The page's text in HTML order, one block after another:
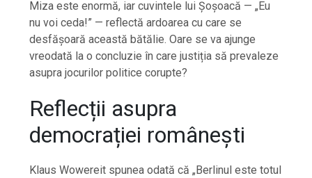
Miza este enormă, iar cuvintele lui Șoșoacă — „Eu
nu voi ceda!” — reflectă ardoarea cu care se
desfășoară această bătălie. Oare se va ajunge
vreodată la o concluzie în care justiția să prevaleze
asupra jocurilor politice corupte?
Reflecții asupra
democrației românești
Klaus Wowereit spunea odată că „Berlinul este totul